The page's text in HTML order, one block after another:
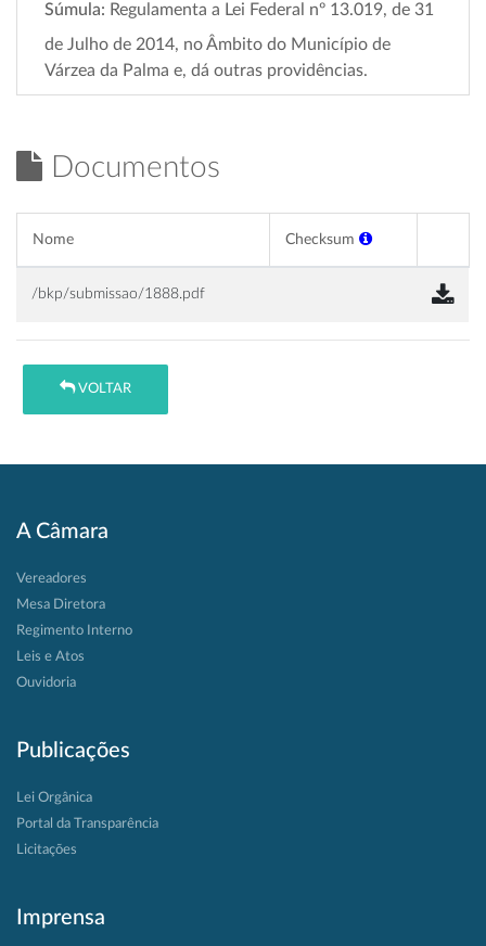
Súmula: Regulamenta a Lei Federal nº 13.019, de 31
de Julho de 2014, no Âmbito do Município de
Várzea da Palma e, dá outras providências.
Documentos
Nome Checksum
/bkp/submissao/1888.pdf
VOLTAR
A Câmara
Vereadores
Mesa Diretora
Regimento Interno
Leis e Atos
Ouvidoria
Publicações
Lei Orgânica
Portal da Transparência
Licitações
Imprensa